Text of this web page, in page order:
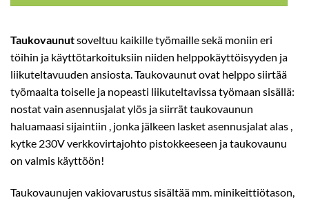
Taukovaunutsoveltuu kaikille työmaille sekä moniin eri
töihin ja käyttötarkoituksiin niiden helppokäyttöisyyden ja
liikuteltavuuden ansiosta. Taukovaunut ovat helppo siirtää
työmaalta toiselle ja nopeasti liikuteltavissa työmaan sisällä:
nostat vain asennusjalat ylös ja siirrät taukovaunun
haluamaasi sijaintiin , jonka jälkeen lasket asennusjalat alas ,
kytke 230V verkkovirtajohto pistokkeeseen ja taukovaunu
on valmis käyttöön!
Taukovaunujen vakiovarustus sisältää mm. minikeittiötason,